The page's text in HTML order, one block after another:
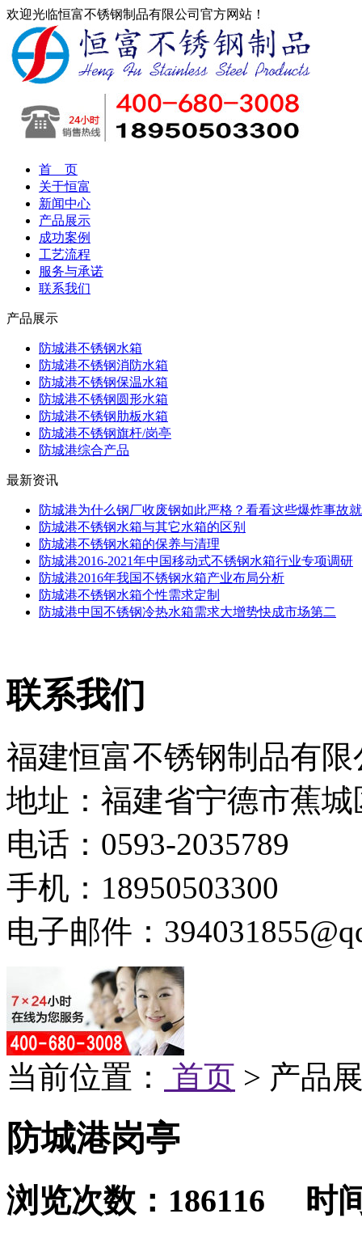
欢迎光临恒富不锈钢制品有限公司官方网站！
首 页
关于恒富
新闻中心
产品展示
成功案例
工艺流程
服务与承诺
联系我们
产品展示
防城港不锈钢水箱
防城港不锈钢消防水箱
防城港不锈钢保温水箱
防城港不锈钢圆形水箱
防城港不锈钢肋板水箱
防城港不锈钢旗杆/岗亭
防城港综合产品
最新资讯
防城港为什么钢厂收废钢如此严格？看看这些爆炸事故
防城港不锈钢水箱与其它水箱的区别
防城港不锈钢水箱的保养与清理
防城港2016-2021年中国移动式不锈钢水箱行业专项调研
防城港2016年我国不锈钢水箱产业布局分析
防城港不锈钢水箱个性需求定制
防城港中国不锈钢冷热水箱需求大增势快成市场第二
联系我们
福建恒富不锈钢制品有限
地址：福建省宁德市蕉城
电话：0593-2035789
手机：18950503300
电子邮件：
当前位置： 首页 > 产品
防城港岗亭
浏览次数：186116 时